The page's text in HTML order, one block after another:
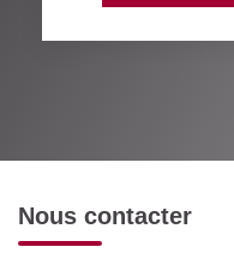
Nous contacter